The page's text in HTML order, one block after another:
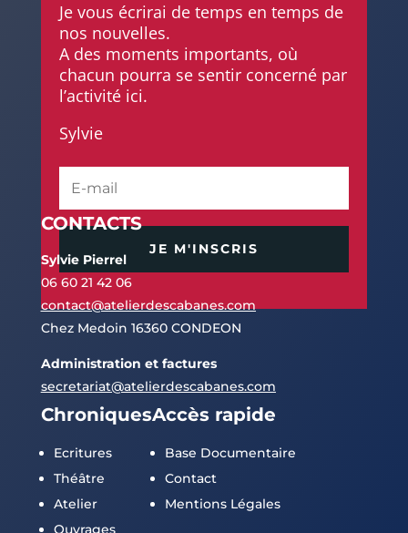
Je vous écrirai de temps en temps de
nos nouvelles.
A des moments importants, où
chacun pourra se sentir concerné par
l’activité ici.
Sylvie
JE M'INSCRIS
CONTACTS
Sylvie Pierrel
06 60 21 42 06
contact@atelierdescabanes.com
Chez Medoin 16360 CONDEON
Administration et factures
secretariat@atelierdescabanes.com
Chroniques
Ecritures
Théâtre
Atelier
Ouvrages
Accès rapide
Base Documentaire
Contact
Mentions Légales